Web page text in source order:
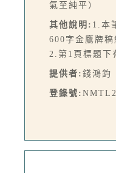
氣至純平）
其他說明: 1.本
600字金鷹牌稿
2.第1頁標題下
提供者: 錢鴻鈞
登錄號: